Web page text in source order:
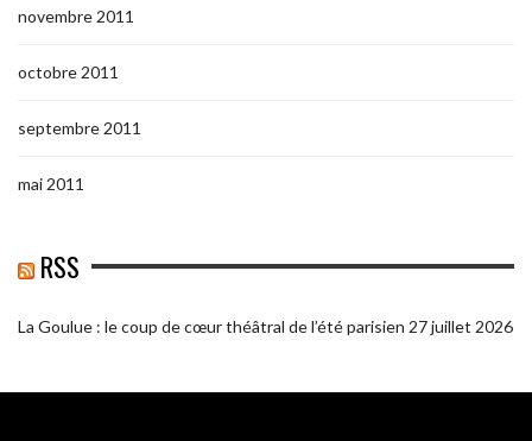
novembre 2011
octobre 2011
septembre 2011
mai 2011
RSS
La Goulue : le coup de cœur théâtral de l’été parisien 27 juillet 2026